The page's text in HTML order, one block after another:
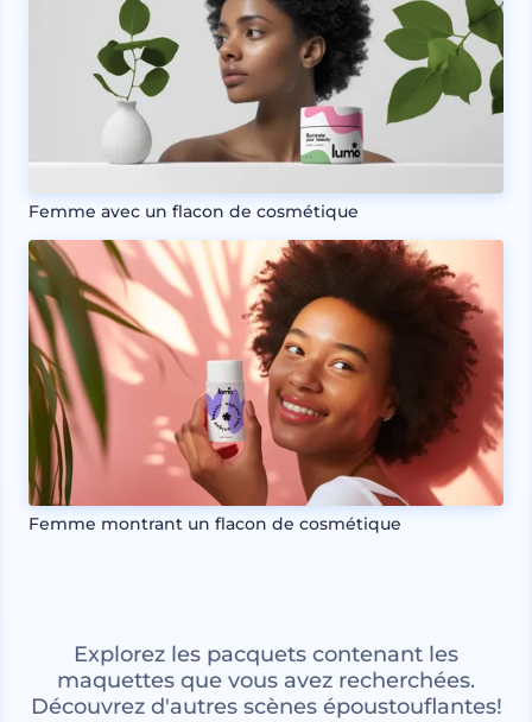
Femme avec un flacon de cosmétique
Femme montrant un flacon de cosmétique
Explorez les pacquets contenant les
maquettes que vous avez recherchées.
Découvrez d'autres scènes époustouflantes!